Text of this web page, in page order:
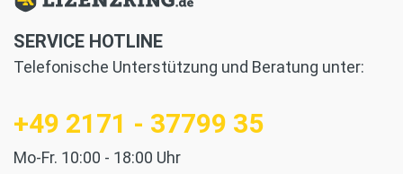
SERVICE HOTLINE
Telefonische Unterstützung und Beratung unter:
+49 2171 - 37799 35
Mo-Fr. 10:00 - 18:00 Uhr